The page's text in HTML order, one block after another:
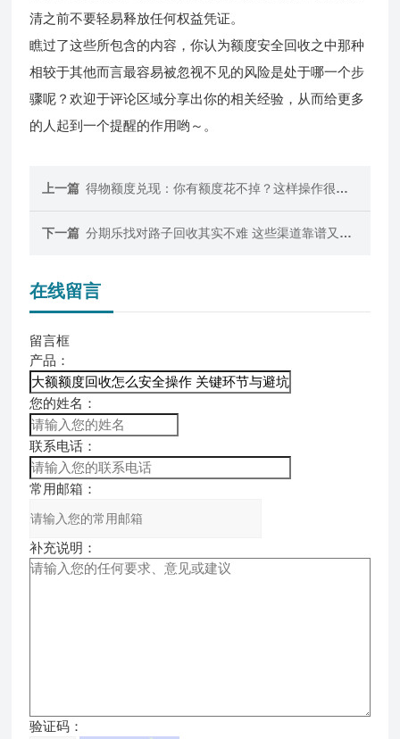
清之前不要轻易释放任何权益凭证。
瞧过了这些所包含的内容，你认为额度安全回收之中那种
相较于其他而言最容易被忽视不见的风险是处于哪一个步
骤呢？欢迎于评论区域分享出你的相关经验，从而给更多
的人起到一个提醒的作用哟～。
上一篇 得物额度兑现：你有额度花不掉？这样操作很实用
下一篇 分期乐找对路子回收其实不难 这些渠道靠谱又高效
在线留言
留言框
产品：
您的姓名：
联系电话：
常用邮箱：
补充说明：
验证码：